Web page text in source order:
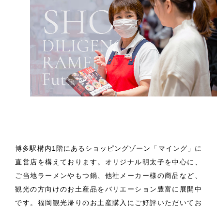
博多駅構内1階にあるショッピングゾーン「マイング」に
直営店を構えております。 オリジナル明太子を中心に、
ご当地ラーメンやもつ鍋、他社メーカー様の商品など、
観光の方向けのお土産品をバリエーション豊富に展開中
です。 福岡観光帰りのお土産購入にご好評いただいてお